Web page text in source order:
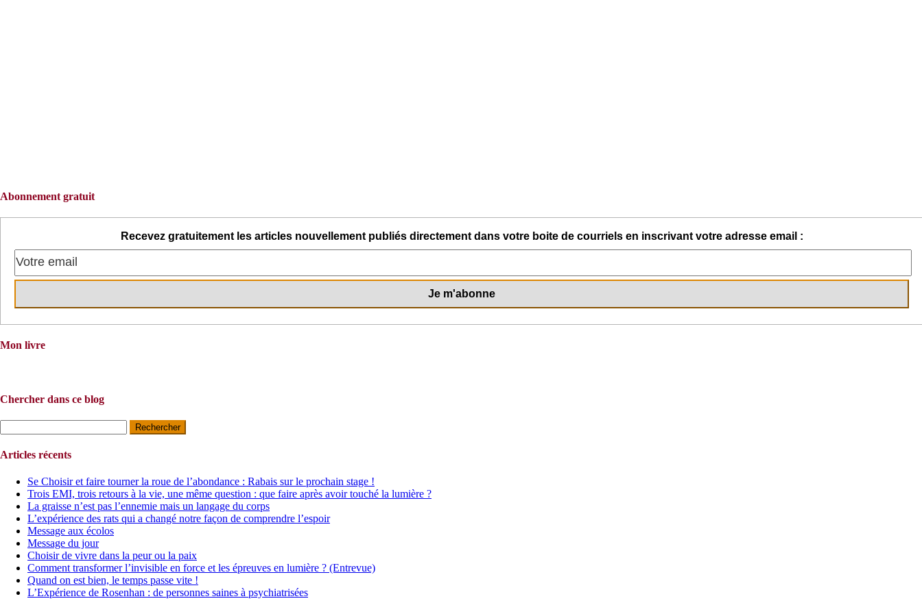
Abonnement gratuit
Recevez gratuitement les articles nouvellement publiés directement dans votre boite de courriels en inscrivant votre adresse email :
Mon livre
Chercher dans ce blog
Articles récents
Se Choisir et faire tourner la roue de l’abondance : Rabais sur le prochain stage !
Trois EMI, trois retours à la vie, une même question : que faire après avoir touché la lumière ?
La graisse n’est pas l’ennemie mais un langage du corps
L’expérience des rats qui a changé notre façon de comprendre l’espoir
Message aux écolos
Message du jour
Choisir de vivre dans la peur ou la paix
Comment transformer l’invisible en force et les épreuves en lumière ? (Entrevue)
Quand on est bien, le temps passe vite !
L’Expérience de Rosenhan : de personnes saines à psychiatrisées